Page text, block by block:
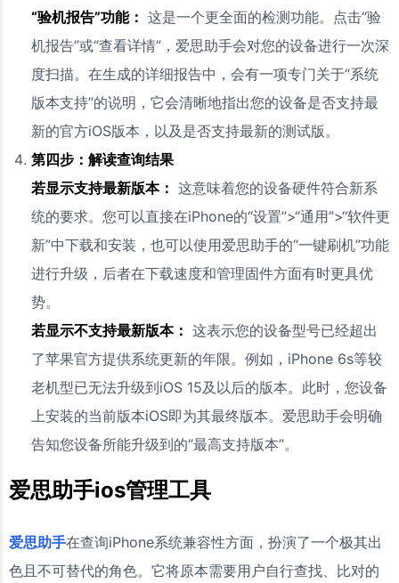
“验机报告”功能： 这是一个更全面的检测功能。点击“验
机报告”或“查看详情”，爱思助手会对您的设备进行一次深
度扫描。在生成的详细报告中，会有一项专门关于“系统
版本支持”的说明，它会清晰地指出您的设备是否支持最
新的官方iOS版本，以及是否支持最新的测试版。
第四步：解读查询结果
若显示支持最新版本： 这意味着您的设备硬件符合新系
统的要求。您可以直接在iPhone的“设置”>“通用”>“软件更
新”中下载和安装，也可以使用爱思助手的“一键刷机”功能
进行升级，后者在下载速度和管理固件方面有时更具优
势。
若显示不支持最新版本： 这表示您的设备型号已经超出
了苹果官方提供系统更新的年限。例如，iPhone 6s等较
老机型已无法升级到iOS 15及以后的版本。此时，您设备
上安装的当前版本iOS即为其最终版本。爱思助手会明确
告知您设备所能升级到的“最高支持版本”。
爱思助手ios管理工具
爱思助手在查询iPhone系统兼容性方面，扮演了一个极其出
色且不可替代的角色。它将原本需要用户自行查找、比对的